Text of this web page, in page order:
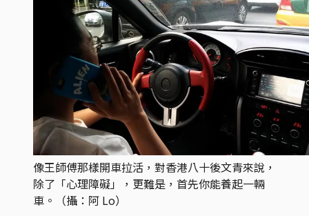
像王師傅那樣開車拉活，對香港八十後文青來說，
除了「心理障礙」，更難是，首先你能養起一輛
車。（攝：阿 Lo）